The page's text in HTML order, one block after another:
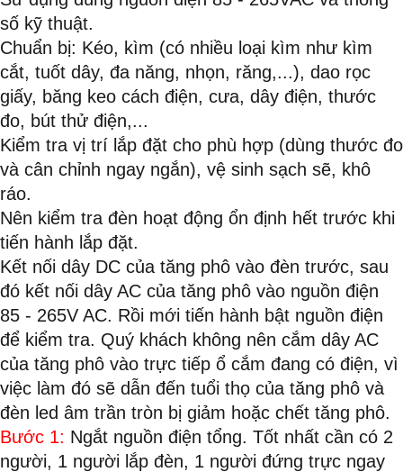
số kỹ thuật.
Chuẩn bị: Kéo, kìm (có nhiều loại kìm như kìm
cắt, tuốt dây, đa năng, nhọn, răng,...), dao rọc
giấy, băng keo cách điện, cưa, dây điện, thước
đo, bút thử điện,...
Kiểm tra vị trí lắp đặt cho phù hợp (dùng thước đo
và cân chỉnh ngay ngắn), vệ sinh sạch sẽ, khô
ráo.
Nên kiểm tra đèn hoạt động ổn định hết trước khi
tiến hành lắp đặt.
Kết nối dây DC của tăng phô vào đèn trước, sau
đó kết nối dây AC của tăng phô vào nguồn điện
85 - 265V AC. Rồi mới tiến hành bật nguồn điện
để kiểm tra. Quý khách không nên cắm dây AC
của tăng phô vào trực tiếp ổ cắm đang có điện, vì
việc làm đó sẽ dẫn đến tuổi thọ của tăng phô và
đèn led âm trần tròn bị giảm hoặc chết tăng phô.
Bước 1: Ngắt nguồn điện tổng. Tốt nhất cần có 2
người, 1 người lắp đèn, 1 người đứng trực ngay